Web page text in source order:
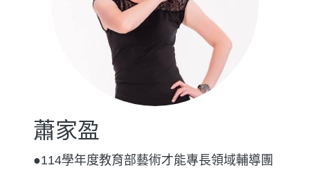
蕭家盈
●114學年度教育部藝術才能專長領域輔導團